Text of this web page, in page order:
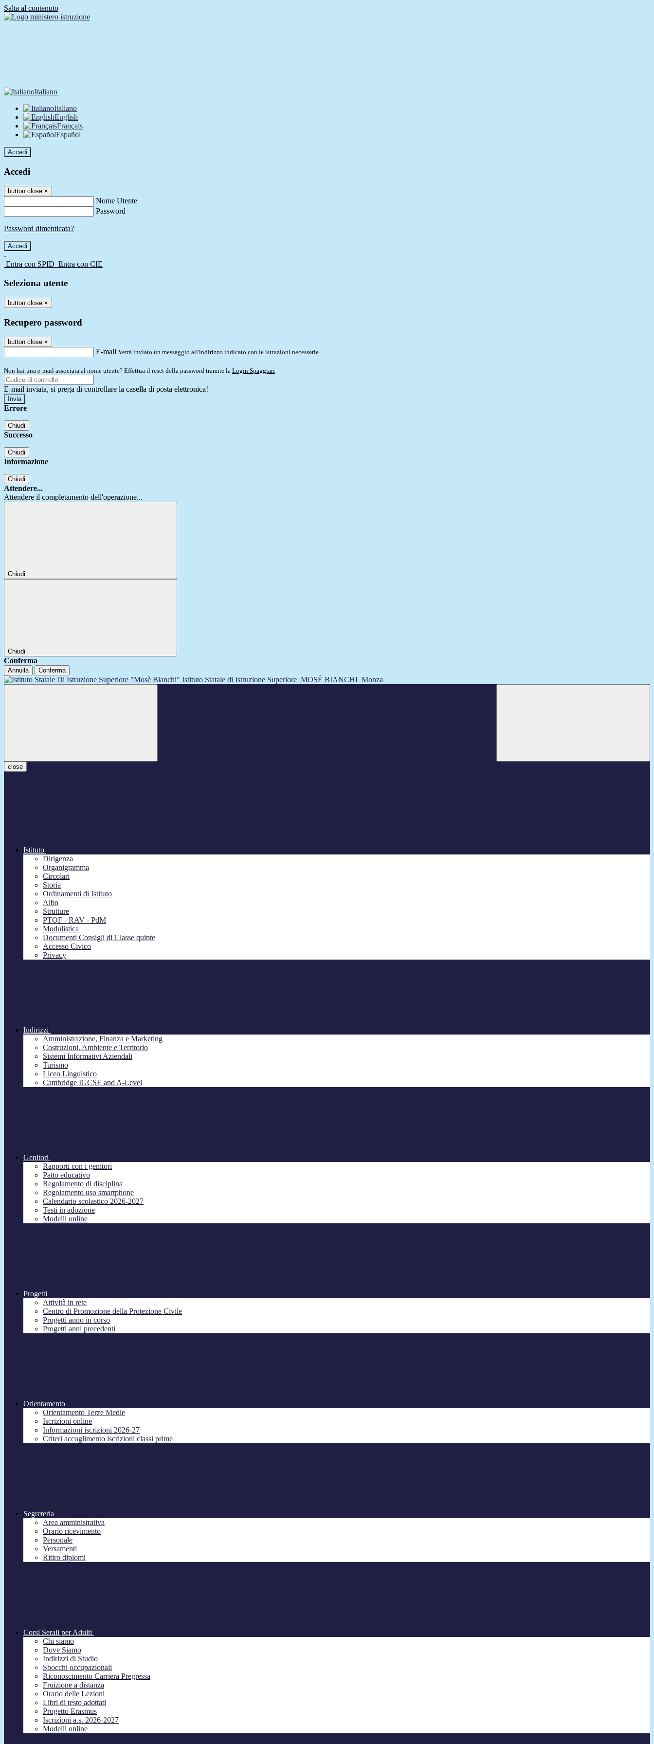
Salta al contenuto
Italiano
Italiano
English
Français
Español
Accedi
Accedi
button close ×
Nome Utente
Password
Password dimenticata?
-
Entra con SPID Entra con CIE
Seleziona utente
button close ×
Recupero password
button close ×
E-mail Verrà inviato un messaggio all'indirizzo indicato con le istruzioni necessarie.
Non hai una e-mail associata al nome utente? Effettua il reset della password tramite la Login Spaggiari
E-mail inviata, si prega di controllare la casella di posta elettronica!
Errore
Chiudi
Successo
Chiudi
Informazione
Chiudi
Attendere...
Attendere il completamento dell'operazione...
Chiudi
Chiudi
Conferma
Annulla Conferma
Istituto Statale di Istruzione Superiore MOSÈ BIANCHI Monza
close
Istituto
Dirigenza
Organigramma
Circolari
Storia
Ordinamenti di Istituto
Albo
Strutture
PTOF - RAV - PdM
Modulistica
Documenti Consigli di Classe quinte
Accesso Civico
Privacy
Indirizzi
Amministrazione, Finanza e Marketing
Costruzioni, Ambiente e Territorio
Sistemi Informativi Aziendali
Turismo
Liceo Linguistico
Cambridge IGCSE and A-Level
Genitori
Rapporti con i genitori
Patto educativo
Regolamento di disciplina
Regolamento uso smartphone
Calendario scolastico 2026-2027
Testi in adozione
Modelli online
Progetti
Attività in rete
Centro di Promozione della Protezione Civile
Progetti anno in corso
Progetti anni precedenti
Orientamento
Orientamento Terze Medie
Iscrizioni online
Informazioni iscrizioni 2026-27
Criteri accoglimento iscrizioni classi prime
Segreteria
Area amministrativa
Orario ricevimento
Personale
Versamenti
Ritiro diplomi
Corsi Serali per Adulti
Chi siamo
Dove Siamo
Indirizzi di Studio
Sbocchi occupazionali
Riconoscimento Carriera Pregressa
Fruizione a distanza
Orario delle Lezioni
Libri di testo adottati
Progetto Erasmus
Iscrizioni a.s. 2026-2027
Modelli online